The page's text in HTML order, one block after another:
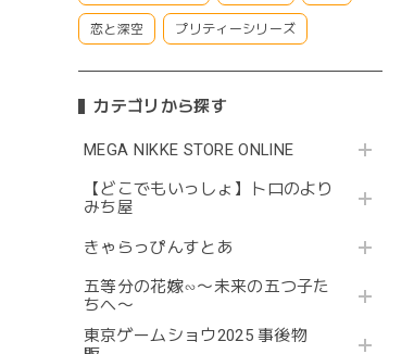
恋と深空 プリティーシリーズ
カテゴリから探す
MEGA NIKKE STORE ONLINE
【どこでもいっしょ】トロのより
みち屋
きゃらっぴんすとあ
五等分の花嫁∽〜未来の五つ子た
ちへ〜
東京ゲームショウ2025 事後物